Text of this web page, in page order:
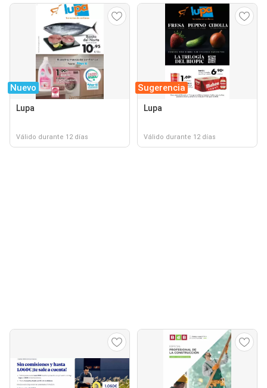
Nuevo
Lupa
Válido durante 12 días
Sugerencia
Lupa
Válido durante 12 días